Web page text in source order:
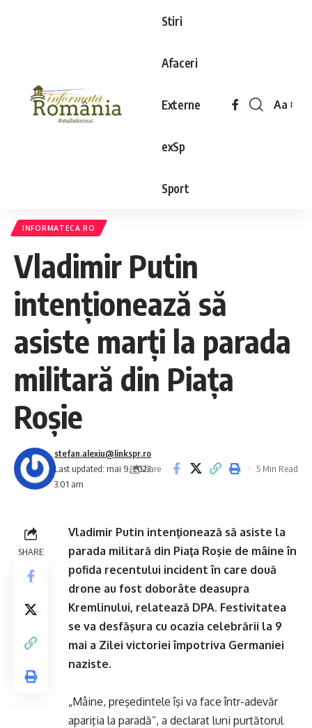
Stiri
Afaceri
Externe
exSp
Sport
Aa
INFORMATECA.RO
Vladimir Putin
intenţionează să
asiste marţi la parada
militară din Piaţa
Roşie
Last updated: mai 9, 2023
3:01 am
stefan.alexiu@linkspr.ro
Share
5 Min Read
SHARE
Vladimir Putin intenţionează să asiste la
parada militară din Piaţa Roşie de mâine în
pofida recentului incident în care două
drone au fost doborâte deasupra
Kremlinului, relatează DPA. Festivitatea
se va desfăşura cu ocazia celebrării la 9
mai a Zilei victoriei împotriva Germaniei
naziste.
„Mâine, preşedintele îşi va face într-adevăr
apariţia la paradă”, a declarat luni purtătorul